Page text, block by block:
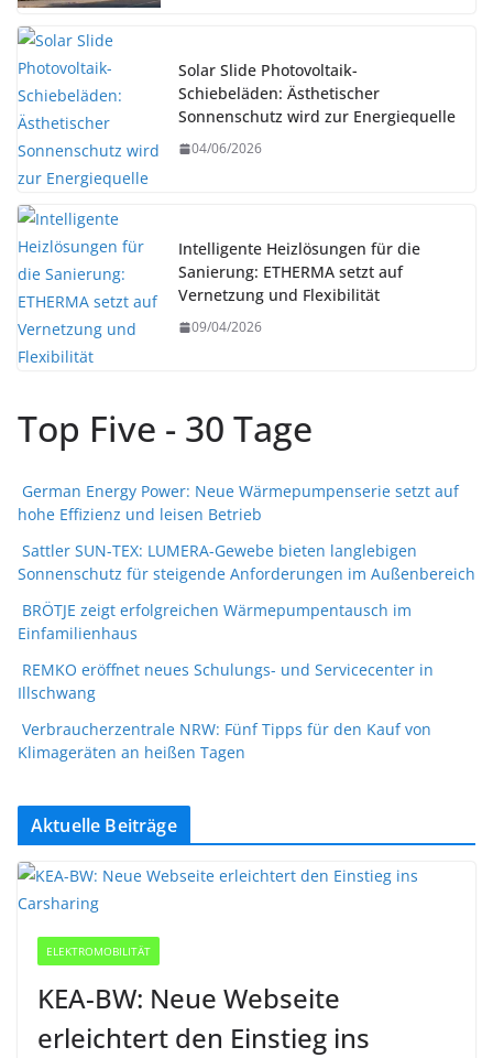
Solar Slide Photovoltaik-
Schiebeläden: Ästhetischer
Sonnenschutz wird zur Energiequelle
04/06/2026
Intelligente Heizlösungen für die
Sanierung: ETHERMA setzt auf
Vernetzung und Flexibilität
09/04/2026
Top Five - 30 Tage
German Energy Power: Neue Wärmepumpenserie setzt auf
hohe Effizienz und leisen Betrieb
Sattler SUN-TEX: LUMERA-Gewebe bieten langlebigen
Sonnenschutz für steigende Anforderungen im Außenbereich
BRÖTJE zeigt erfolgreichen Wärmepumpentausch im
Einfamilienhaus
REMKO eröffnet neues Schulungs- und Servicecenter in
Illschwang
Verbraucherzentrale NRW: Fünf Tipps für den Kauf von
Klimageräten an heißen Tagen
Aktuelle Beiträge
ELEKTROMOBILITÄT
KEA-BW: Neue Webseite
erleichtert den Einstieg ins